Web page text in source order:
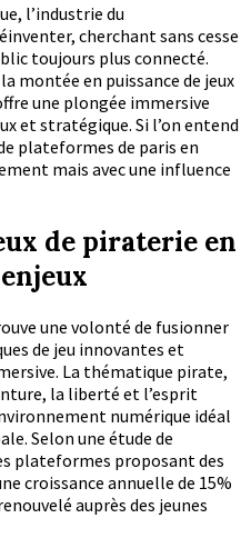
l’industrie du
cherchant sans cesse
toujours plus connecté.
montée en puissance de jeux
une plongée immersive
et stratégique. Si l’on entend
plateformes de paris en
mais avec une influence
de piraterie en
une volonté de fusionner
de jeu innovantes et
La thématique pirate,
la liberté et l’esprit
numérique idéal
Selon une étude de
plateformes proposant des
croissance annuelle de 15%
auprès des jeunes